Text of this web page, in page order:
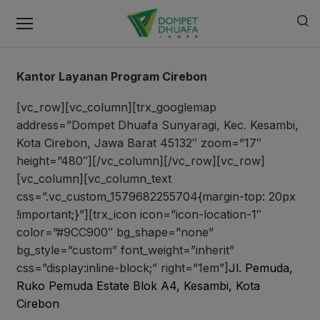
Kantor Layanan Program Cirebon
[vc_row][vc_column][trx_googlemap
address=”Dompet Dhuafa Sunyaragi, Kec. Kesambi,
Kota Cirebon, Jawa Barat 45132″ zoom=”17″
height=”480″][/vc_column][/vc_row][vc_row]
[vc_column][vc_column_text
css=”.vc_custom_1579682255704{margin-top: 20px
!important;}”][trx_icon icon=”icon-location-1″
color=”#9CC900″ bg_shape=”none”
bg_style=”custom” font_weight=”inherit”
css=”display:inline-block;” right=”1em”] Jl. Pemuda,
Ruko Pemuda Estate Blok A4, Kesambi, Kota
Cirebon